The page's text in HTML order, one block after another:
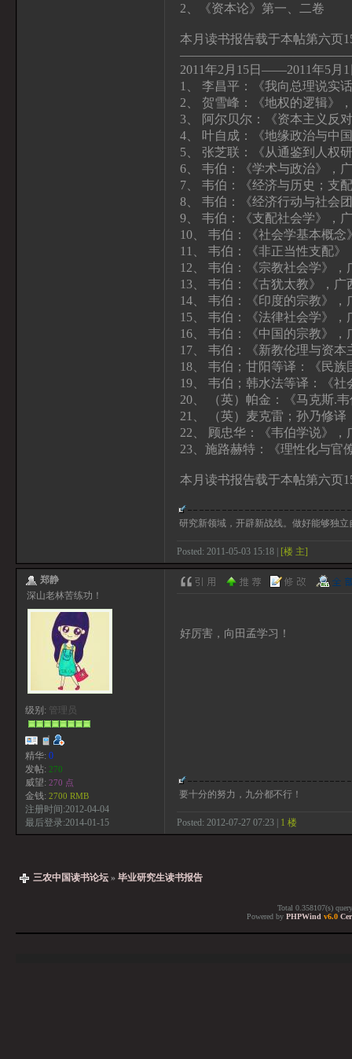
2、《资本论》第一、二卷
本月读书报告载于本帖第六页
2011年2月15日——2011年5月1
1、 李昌平：《我向总理说实
2、 贺雪峰：《地权的逻辑》
3、 阿尔贝尔：《资本主义反
4、 叶自成：《地缘政治与中
5、 张芝联：《从通鉴到人权
6、 韦伯：《学术与政治》，
7、 韦伯：《经济与历史；支
8、 韦伯：《经济行动与社会
9、 韦伯：《支配社会学》，
10、 韦伯：《社会学基本概念
11、 韦伯：《非正当性支配》
12、 韦伯：《宗教社会学》，
13、 韦伯：《古犹太教》，广
14、 韦伯：《印度的宗教》，
15、 韦伯：《法律社会学》，
16、 韦伯：《中国的宗教》，
17、 韦伯：《新教伦理与资
18、 韦伯；甘阳等译：《民
19、 韦伯；韩水法等译：《
20、 （英）帕金：《马克斯.
21、 （英）麦克雷；孙乃修
22、 顾忠华：《韦伯学说》，
23、施路赫特：《理性化与官
本月读书报告载于本帖第六页
研究新领域，开辟新战线。做好能够独
Posted: 2011-05-03 15:18 | [楼 主]
郑静
深山老林苦练功！
级别: 管理员
精华: 0
发帖: 270
威望: 270 点
金钱: 2700 RMB
注册时间:2012-04-04
最后登录:2014-01-15
好厉害，向田孟学习！
要十分的努力，九分都不行！
Posted: 2012-07-27 07:23 | 1 楼
三农中国读书论坛 » 毕业研究生读书报告
Total 0.358107(s)
Powered by PHPWind v6.0